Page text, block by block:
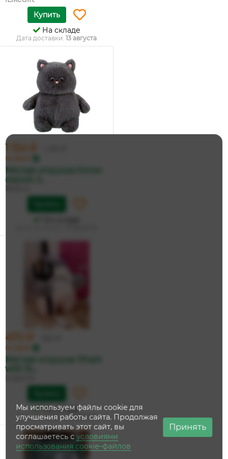
Купить
На складе
Дата доставки: 13 августа
1 154 ₽
по карте
Мягкая игрушка Котик
серый, 2...
470 ₽
по карте
Мягкая игрушка 'Shark
with fo...
На складе
Дата доставки:13 августа
Мы используем файлы cookie для
улучшения работы сайта. Продолжая
просматривать этот сайт, вы
соглашаетесь сусловиями
использования cookie–файлов
Принять